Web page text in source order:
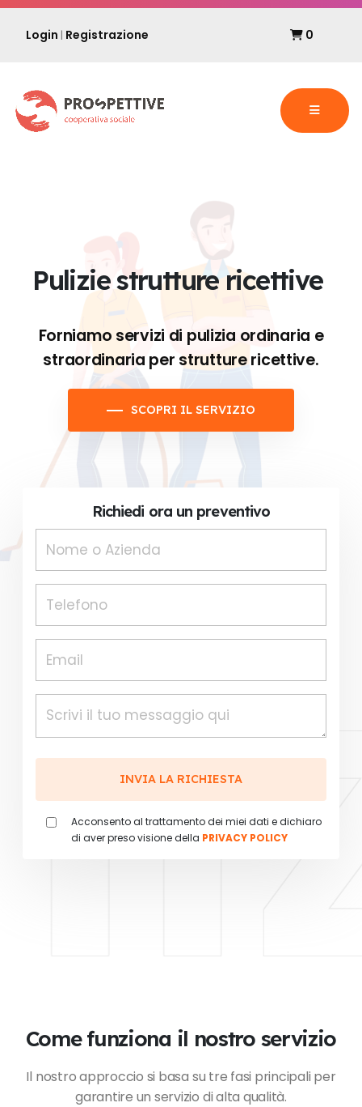
Login | Registrazione 0
Pulizie strutture ricettive
Forniamo servizi di pulizia ordinaria e
straordinaria per strutture ricettive.
SCOPRI IL SERVIZIO
Richiedi ora un preventivo
Acconsento al trattamento dei miei dati e dichiaro
di aver preso visione della PRIVACY POLICY
Come funziona il nostro servizio
Il nostro approccio si basa su tre fasi principali per
garantire un servizio di alta qualità.